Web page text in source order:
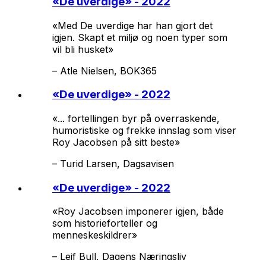
«Med De uverdige har han gjort det
igjen. Skapt et miljø og noen typer som
vil bli husket»
– Atle Nielsen, BOK365
«De uverdige» - 2022
«... fortellingen byr på overraskende,
humoristiske og frekke innslag som viser
Roy Jacobsen på sitt beste»
– Turid Larsen, Dagsavisen
«De uverdige» - 2022
«Roy Jacobsen imponerer igjen, både
som historieforteller og
menneskeskildrer»
– Leif Bull, Dagens Næringsliv